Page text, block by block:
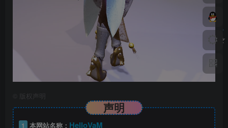
版权声明
声明
1 本网站名称： HelloVaM